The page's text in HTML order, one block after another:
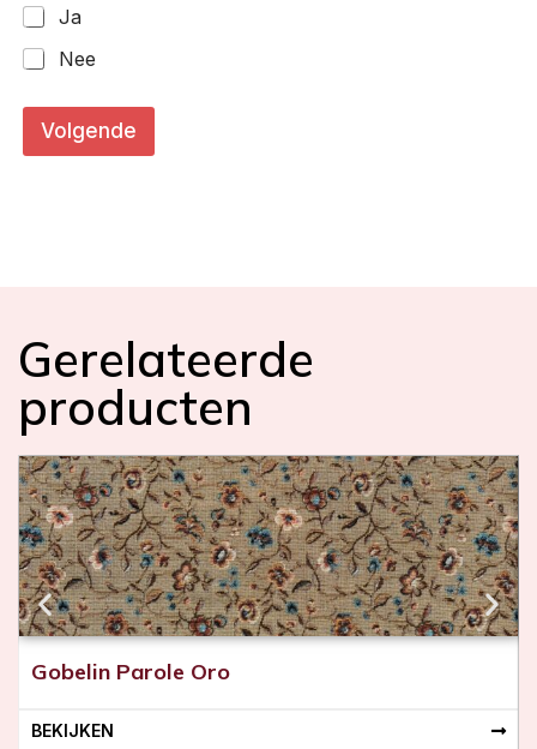
Ja
Nee
i
n
g
s
t
o
f
Volgende
Gerelateerde
producten
Gobelin Parole Oro
BEKIJKEN